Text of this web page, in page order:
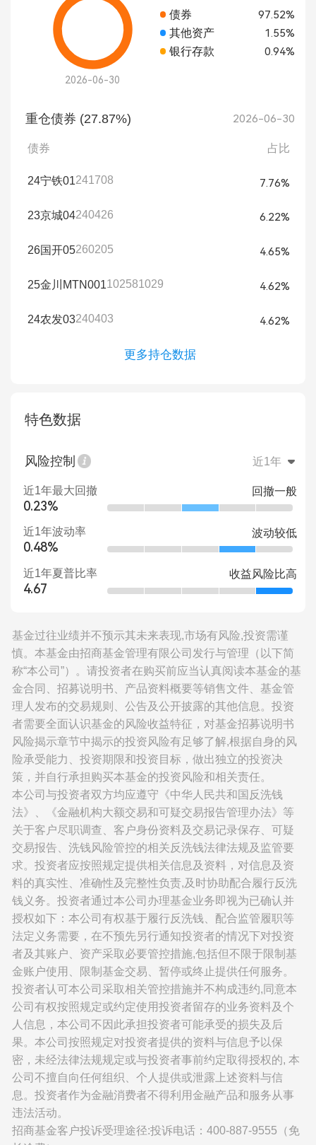
2026-06-30
债券 97.52%
其他资产 1.55%
银行存款 0.94%
重仓债券 (27.87%) 2026-06-30
债券 占比
24宁铁01241708 7.76%
23京城04240426 6.22%
26国开05260205 4.65%
25金川MTN001102581029 4.62%
24农发03240403 4.62%
更多持仓数据
特色数据
风险控制 近1年
近1年最大回撤
0.23%
回撤一般
近1年波动率
0.48%
波动较低
近1年夏普比率
4.67
收益风险比高
基金过往业绩并不预示其未来表现,市场有风险,投资需谨
慎。本基金由招商基金管理有限公司发行与管理（以下简
称“本公司”）。请投资者在购买前应当认真阅读本基金的基
金合同、招募说明书、产品资料概要等销售文件、基金管
理人发布的交易规则、公告及公开披露的其他信息。投资
者需要全面认识基金的风险收益特征，对基金招募说明书
风险揭示章节中揭示的投资风险有足够了解,根据自身的风
险承受能力、投资期限和投资目标，做出独立的投资决
策，并自行承担购买本基金的投资风险和相关责任。
本公司与投资者双方均应遵守《中华人民共和国反洗钱
法》、《金融机构大额交易和可疑交易报告管理办法》等
关于客户尽职调查、客户身份资料及交易记录保存、可疑
交易报告、洗钱风险管控的相关反洗钱法律法规及监管要
求。投资者应按照规定提供相关信息及资料，对信息及资
料的真实性、准确性及完整性负责,及时协助配合履行反洗
钱义务。投资者通过本公司办理基金业务即视为已确认并
授权如下：本公司有权基于履行反洗钱、配合监管履职等
法定义务需要，在不预先另行通知投资者的情况下对投资
者及其账户、资产采取必要管控措施,包括但不限于限制基
金账户使用、限制基金交易、暂停或终止提供任何服务。
投资者认可本公司采取相关管控措施并不构成违约,同意本
公司有权按照规定或约定使用投资者留存的业务资料及个
人信息，本公司不因此承担投资者可能承受的损失及后
果。本公司按照规定对投资者提供的资料与信息予以保
密，未经法律法规规定或与投资者事前约定取得授权的, 本
公司不擅自向任何组织、个人提供或泄露上述资料与信
息。投资者作为金融消费者不得利用金融产品和服务从事
违法活动。
招商基金客户投诉受理途径:投诉电话：400-887-9555（免